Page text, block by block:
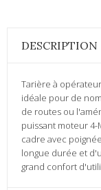
DESCRIPTION
Tarière à
idéale pour de
de routes ou
puissant moteur 4-
cadre avec
longue durée et
grand confort